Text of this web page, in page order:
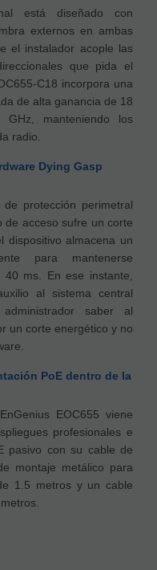
está diseñado con
externos en ambas
el instalador acople las
que pida el
C18 incorpora una
de alta ganancia de 18
manteniendo los
radio.
Dying Gasp
protección perimetral
de acceso sufre un corte
dispositivo almacena un
para mantenerse
ms. En ese instante,
al sistema central
saber al
un corte energético y no
PoE dentro de la
EOC655 viene
profesionales e
pasivo con su cable de
montaje metálico para
1.5 metros y un cable